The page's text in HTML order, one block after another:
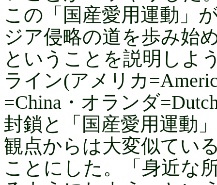
この「国産愛用運動」
ジア侵略の道を歩み始
ということを説明しよ
ライン(アメリカ
=China・オランダ
封鎖と「国産愛用運動
観点からは大変似てい
ことにした。「身近な